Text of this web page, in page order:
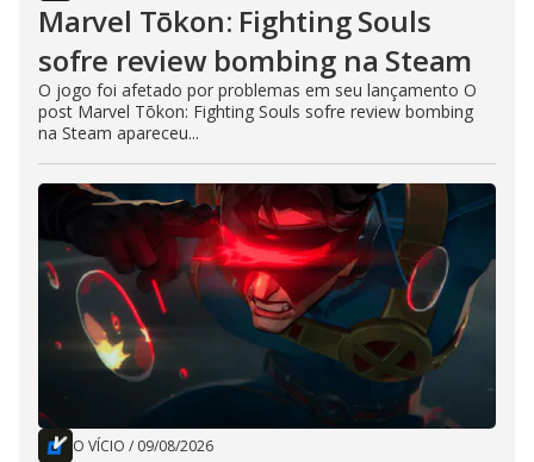
Marvel Tōkon: Fighting Souls
sofre review bombing na Steam
O jogo foi afetado por problemas em seu lançamento O
post Marvel Tōkon: Fighting Souls sofre review bombing
na Steam apareceu...
O VÍCIO / 09/08/2026